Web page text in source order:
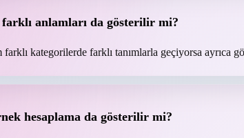
anlamları da gösterilir mi?
kategorilerde farklı tanımlarla geçiyorsa ayrıca
hesaplama da gösterilir mi?